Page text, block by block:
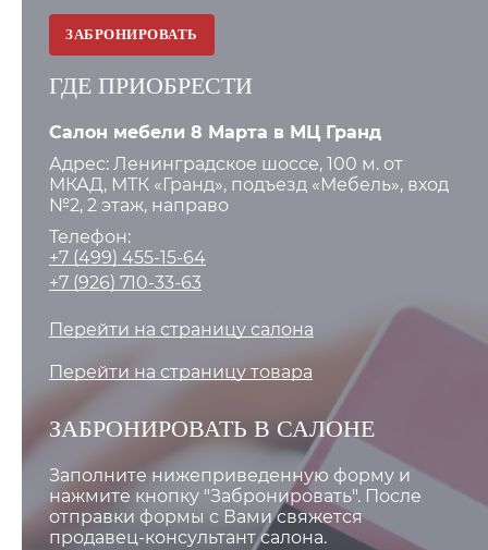
ЗАБРОНИРОВАТЬ
ГДЕ ПРИОБРЕСТИ
Салон мебели 8 Марта в МЦ Гранд
Адрес: Ленинградское шоссе, 100 м. от
МКАД, МТК «Гранд», подъезд «Мебель», вход
№2, 2 этаж, направо
Телефон:
+7 (499) 455-15-64
+7 (926) 710-33-63
Перейти на страницу салона
Перейти на страницу товара
ЗАБРОНИРОВАТЬ В САЛОНЕ
Заполните нижеприведенную форму и
нажмите кнопку "Забронировать". После
отправки формы с Вами свяжется
продавец-консультант салона.